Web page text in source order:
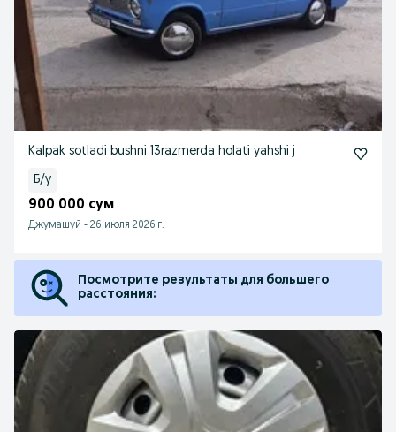
Kalpak sotladi bushni 13razmerda holati yahshi j
Б/у
900 000 сум
Джумашуй - 26 июля 2026 г.
Посмотрите результаты для большего
расстояния: